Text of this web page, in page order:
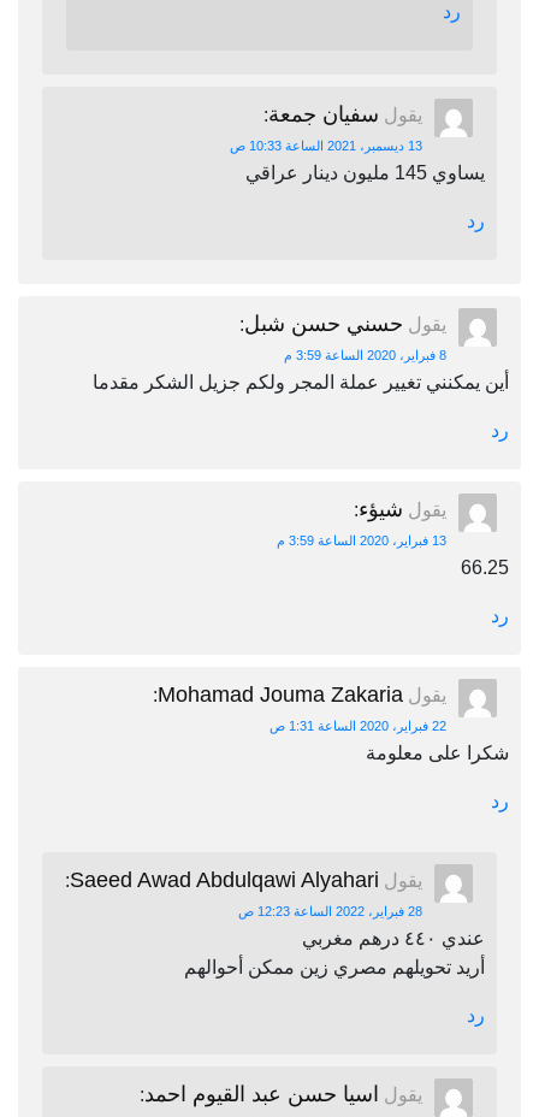
رد
يقول سفيان جمعة:
13 ديسمبر، 2021 الساعة 10:33 ص
يساوي 145 مليون دينار عراقي
رد
يقول حسني حسن شبل:
8 فبراير، 2020 الساعة 3:59 م
أين يمكنني تغيير عملة المجر ولكم جزيل الشكر مقدما
رد
يقول شيؤء:
13 فبراير، 2020 الساعة 3:59 م
66.25
رد
يقول Mohamad Jouma Zakaria
:
22 فبراير، 2020 الساعة 1:31 ص
شكرا على معلومة
رد
يقول Saeed Awad Abdulqawi Alyahari
:
28 فبراير، 2022 الساعة 12:23 ص
عندي ٤٤٠ درهم مغربي
أريد تحويلهم مصري زين ممكن أحوالهم
رد
يقول اسيا حسن عبد القيوم احمد: